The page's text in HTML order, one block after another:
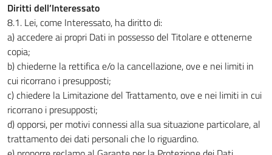
Diritti dell’Interessato
8.1. Lei, come Interessato, ha diritto di:
a) accedere ai propri Dati in possesso del Titolare e ottenerne
copia;
b) chiederne la rettifica e/o la cancellazione, ove e nei limiti in
cui ricorrano i presupposti;
c) chiedere la Limitazione del Trattamento, ove e nei limiti in cui
ricorrano i presupposti;
d) opporsi, per motivi connessi alla sua situazione particolare, al
trattamento dei dati personali che lo riguardino.